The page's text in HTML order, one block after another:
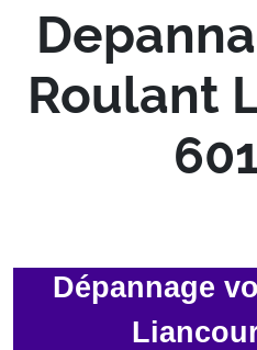
Roulant
Dépannage